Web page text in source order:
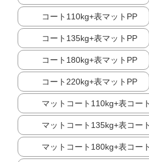
コート110kg+表マットPP
コート135kg+表マットPP
コート180kg+表マットPP
コート220kg+表マットPP
マットコート110kg+表コー
マットコート135kg+表コー
マットコート180kg+表コー